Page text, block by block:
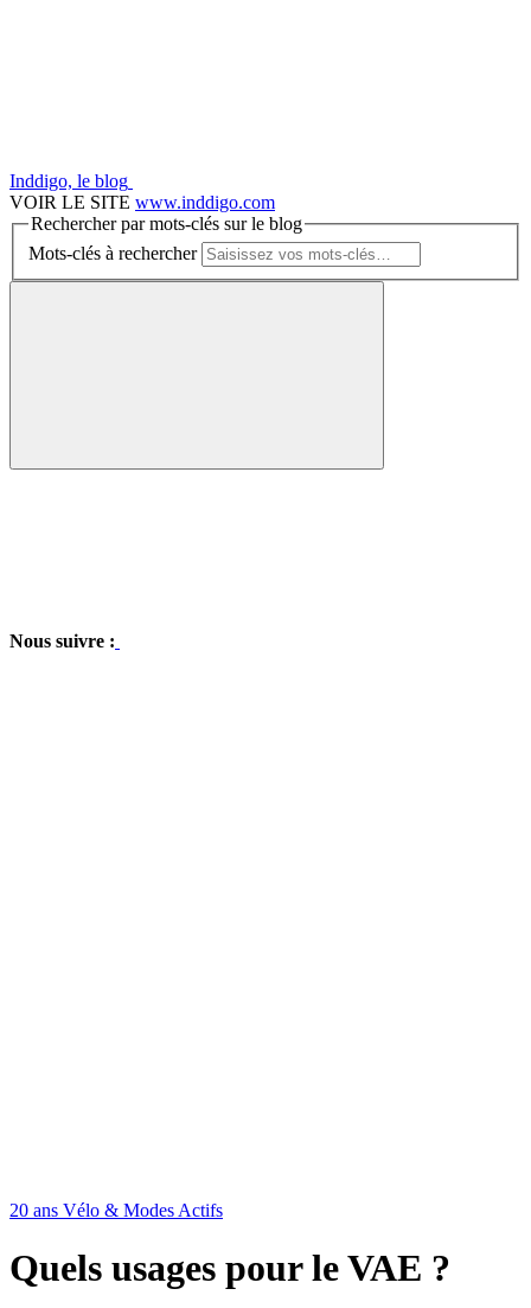
Inddigo, le blog
VOIR LE SITE www.inddigo.com
Rechercher par mots-clés sur le blog
Mots-clés à rechercher
Nous suivre :
20 ans Vélo & Modes Actifs
Quels usages pour le VAE ?